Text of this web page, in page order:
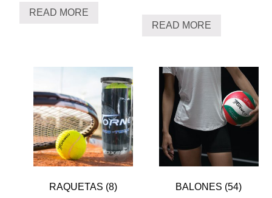
READ MORE
READ MORE
RAQUETAS (8) BALONES (54)